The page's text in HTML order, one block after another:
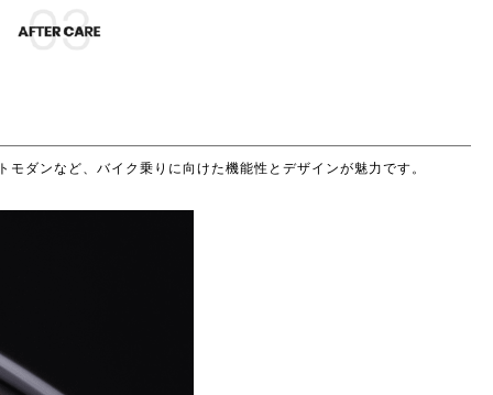
ダンなど、バイク乗りに向けた機能性とデザインが魅力です。